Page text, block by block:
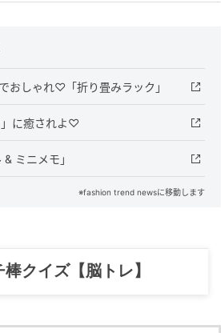
おしゃれ♡「折り畳みラック」
に癒されよ♡
ミニメモ」
※fashion trend newsに移動します
めます。